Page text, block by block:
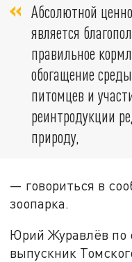
Абсолютной
является
правильное
обогащение
питомцев и
реинтродукции
природу,
— говориться в
зоопарка.
Юрий Журавлёв по
выпускник